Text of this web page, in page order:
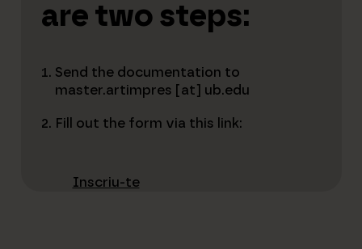
are two steps:
Send the documentation to
master.artimpres [at] ub.edu
Fill out the form via this link:
Inscriu-te